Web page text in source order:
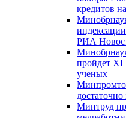
кредитов
РИА
пройдет XI
ученых
Минтруд